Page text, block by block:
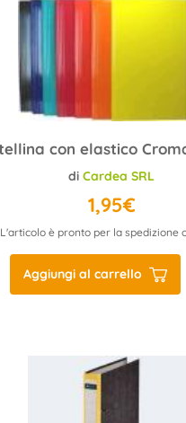
di Cardea SRL
1,95€
L'articolo è pronto per la spedizione
Aggiungi al carrello